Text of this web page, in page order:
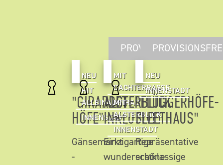
NEU
HIT
ALLEINAUFTRAG
INNENSTADT
"GIRARDET
HÖFE"
Gänsemarkt
-
PROVISIONSFREI
MIT
DACHTERRASSE
MIT
ALSTERBLICK
INNENSTADT
ALSTERBLICK
INKLUSIVE!
Einzigartige
wunderschöne
NEU
INNENSTADT
"FLÜGGERHÖFE-
FLEETHAUS"
Repräsentative
erstklassige